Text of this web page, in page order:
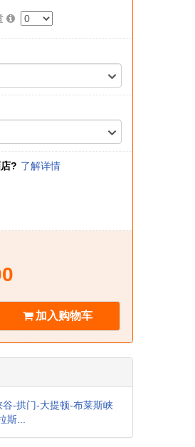
? 了解详情
加入购物车
-拱门-大提顿-布莱斯峡
斯...